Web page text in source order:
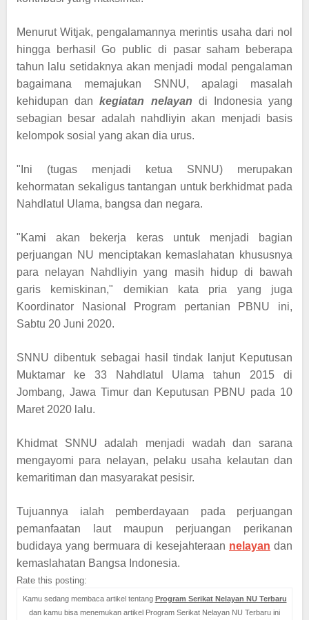
Menurut Witjak, pengalamannya merintis usaha dari nol
hingga berhasil Go public di pasar saham beberapa
tahun lalu setidaknya akan menjadi modal pengalaman
bagaimana memajukan SNNU, apalagi masalah
kehidupan dankegiatan nelayan di Indonesia yang
sebagian besar adalah nahdliyin akan menjadi basis
kelompok sosial yang akan dia urus.
"Ini (tugas menjadi ketua SNNU) merupakan
kehormatan sekaligus tantangan untuk berkhidmat pada
Nahdlatul Ulama, bangsa dan negara.
"Kami akan bekerja keras untuk menjadi bagian
perjuangan NU menciptakan kemaslahatan khususnya
para nelayan Nahdliyin yang masih hidup di bawah
garis kemiskinan," demikian kata pria yang juga
Koordinator Nasional Program pertanian PBNU ini,
Sabtu 20 Juni 2020.
SNNU dibentuk sebagai hasil tindak lanjut Keputusan
Muktamar ke 33 Nahdlatul Ulama tahun 2015 di
Jombang, Jawa Timur dan Keputusan PBNU pada 10
Maret 2020 lalu.
Khidmat SNNU adalah menjadi wadah dan sarana
mengayomi para nelayan, pelaku usaha kelautan dan
kemaritiman dan masyarakat pesisir.
Tujuannya ialah pemberdayaan pada perjuangan
pemanfaatan laut maupun perjuangan perikanan
budidaya yang bermuara di kesejahteraan nelayan dan
kemaslahatan Bangsa Indonesia.
Rate this posting:
Kamu sedang membaca artikel tentang Program Serikat Nelayan NU Terbaru
dan kamu bisa menemukan artikel Program Serikat Nelayan NU Terbaru ini